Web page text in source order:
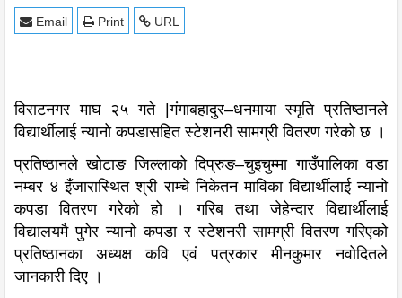
URL
Print
Email
विराटनगर माघ २५ गते |गंगाबहादुर–धनमाया स्मृति प्रतिष्ठानले
विद्यार्थीलाई न्यानो कपडासहित स्टेशनरी सामग्री वितरण गरेको छ ।
प्रतिष्ठानले खोटाङ जिल्लाको दिप्रुङ–चुइचुम्मा गाउँपालिका वडा
नम्बर ४ इँजारास्थित श्री राम्चे निकेतन माविका विद्यार्थीलाई न्यानो
कपडा वितरण गरेको हो । गरिब तथा जेहेन्दार विद्यार्थीलाई
विद्यालयमै पुगेर न्यानो कपडा र स्टेशनरी सामग्री वितरण गरिएको
प्रतिष्ठानका अध्यक्ष कवि एवं पत्रकार मीनकुमार नवोदितले
जानकारी दिए ।